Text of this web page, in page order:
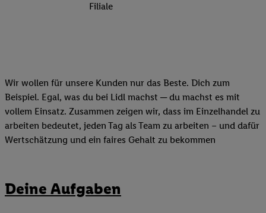
Filiale
Wir wollen für unsere Kunden nur das Beste. Dich zum
Beispiel. Egal, was du bei Lidl machst ─ du machst es mit
vollem Einsatz. Zusammen zeigen wir, dass im Einzelhandel zu
arbeiten bedeutet, jeden Tag als Team zu arbeiten – und dafür
Wertschätzung und ein faires Gehalt zu bekommen
Deine Aufgaben